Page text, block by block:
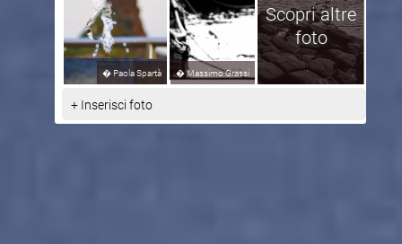
�Paola Spartà �Massimo Grassi
Scopri altre
foto
+ Inserisci foto